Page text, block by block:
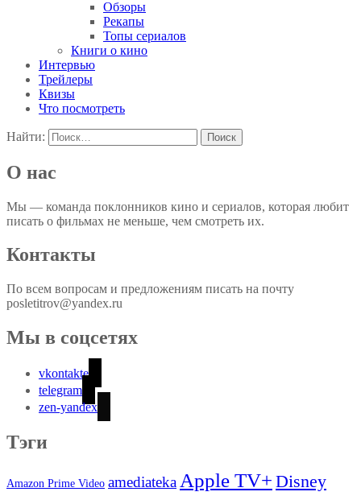
Обзоры
Рекапы
Топы сериалов
Книги о кино
Интервью
Трейлеры
Квизы
Что посмотреть
Найти:
О нас
Мы — команда поклонников кино и сериалов, которая любит
писать о фильмах не меньше, чем смотреть их.
Контакты
По всем вопросам и предложениям писать на почту
posletitrov@yandex.ru
Мы в соцсетях
vkontakte
telegram
zen-yandex
Тэги
Amazon Prime Video amediateka Apple TV+ Disney